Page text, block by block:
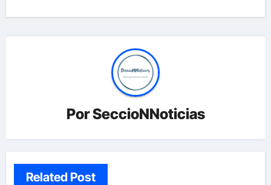
PorSeccioNNoticias
Related Post